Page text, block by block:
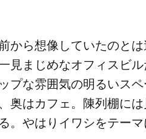
から​想像していたのと
見​まじめな​オフィスビル
プな​雰囲気の​明るいス
奥は​カフェ。​陳列棚に
。​やはりイワシを​テー